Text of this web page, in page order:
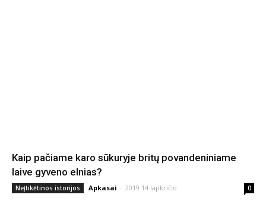
Kaip pačiame karo sūkuryje britų povandeniniame
laive gyveno elnias?
Neįtikėtinos istorijos Apkasai - 2019 14 lapkričio 0